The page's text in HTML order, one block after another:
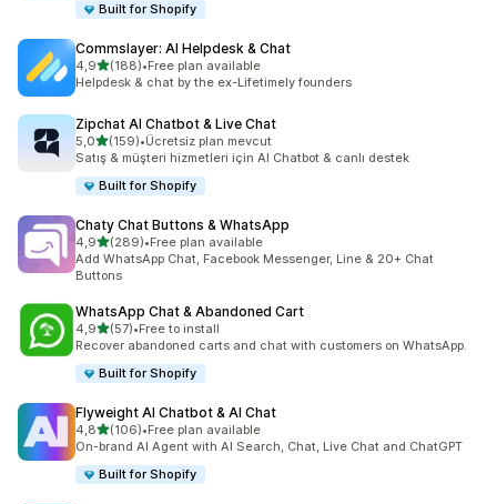
Built for Shopify
Commslayer: AI Helpdesk & Chat
4,95 yıldız üzerinden
(188)
toplam 188 değerlendirme
•Free plan available
Helpdesk & chat by the ex-Lifetimely founders
Zipchat AI Chatbot & Live Chat
5,05 yıldız üzerinden
(159)
toplam 159 değerlendirme
•Ücretsiz plan mevcut
Satış & müşteri hizmetleri için AI Chatbot & canlı destek
Built for Shopify
Chaty Chat Buttons & WhatsApp
4,95 yıldız üzerinden
(289)
toplam 289 değerlendirme
•Free plan available
Add WhatsApp Chat, Facebook Messenger, Line & 20+ Chat
Buttons
WhatsApp Chat & Abandoned Cart
4,95 yıldız üzerinden
(57)
toplam 57 değerlendirme
•Free to install
Recover abandoned carts and chat with customers on WhatsApp.
Built for Shopify
Flyweight AI Chatbot & AI Chat
4,85 yıldız üzerinden
(106)
toplam 106 değerlendirme
•Free plan available
On-brand AI Agent with AI Search, Chat, Live Chat and ChatGPT
Built for Shopify